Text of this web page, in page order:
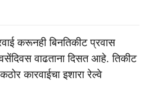
करूनही बिनतिकीट प्रवास
वाढताना दिसत आहे. तिकीट
कारवाईचा इशारा रेल्वे